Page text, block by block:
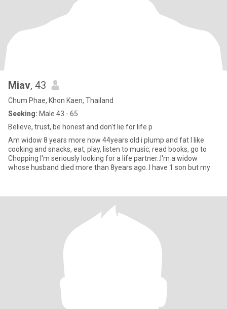
Miav, 43
Chum Phae, Khon Kaen, Thailand
Seeking: Male 43 - 65
Believe, trust, be honest and don't lie.for life p
Am widow 8 years more now 44years old i plump and fat I like
cooking and snacks, eat, play, listen to music, read books, go to
Chopping I'm seriously looking for a life partner..I'm a widow
whose husband died more than 8years ago..I have 1 son but my